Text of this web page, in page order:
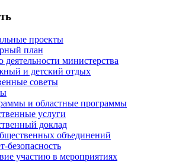
проекты
план
деятельности министерства
и детский отдых
советы
и областные программы
услуги
доклад
объединений
безопасность
участию в мероприятиях